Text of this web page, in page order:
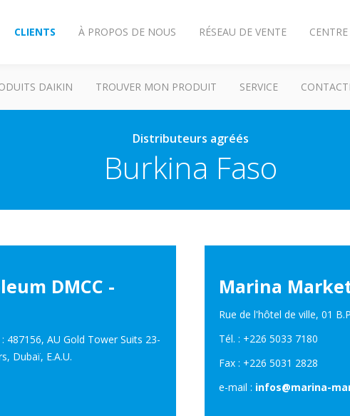
CLIENTS À PROPOS DE NOUS RÉSEAU DE VENTE
DAIKIN TROUVER MON PRODUIT SERVICE
Distributeurs agréés
Burkina Faso
DMCC -
487156, AU Gold Tower Suits 23-
Dubaï, E.A.U.
Marina
Rue de l'hôtel de ville, 01
Tél. : +226 5033 7180
Fax : +226 5031 2828
e-mail : infos@marina-